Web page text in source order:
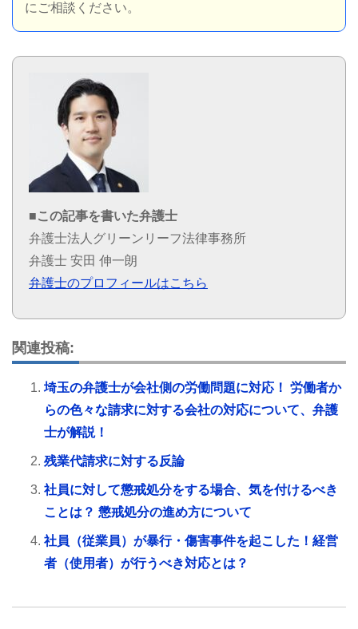
にご相談ください。
■この記事を書いた弁護士
弁護士法人グリーンリーフ法律事務所
弁護士 安田 伸一朗
弁護士のプロフィールはこちら
関連投稿:
埼玉の弁護士が会社側の労働問題に対応！ 労働者か
らの色々な請求に対する会社の対応について、弁護
士が解説！
残業代請求に対する反論
社員に対して懲戒処分をする場合、気を付けるべき
ことは？ 懲戒処分の進め方について
社員（従業員）が暴行・傷害事件を起こした！経営
者（使用者）が行うべき対応とは？